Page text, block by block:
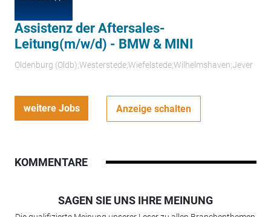
Assistenz der Aftersales-
Leitung(m/w/d) - BMW & MINI
Oldenburg (Oldb);Westerstede;Wiefelstede;Wilhelmshaven;Jever
weitere Jobs Anzeige schalten
KOMMENTARE
SAGEN SIE UNS IHRE MEINUNG